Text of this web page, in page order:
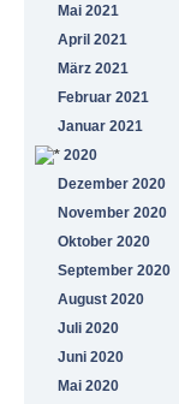
Mai 2021
April 2021
März 2021
Februar 2021
Januar 2021
2020
Dezember 2020
November 2020
Oktober 2020
September 2020
August 2020
Juli 2020
Juni 2020
Mai 2020